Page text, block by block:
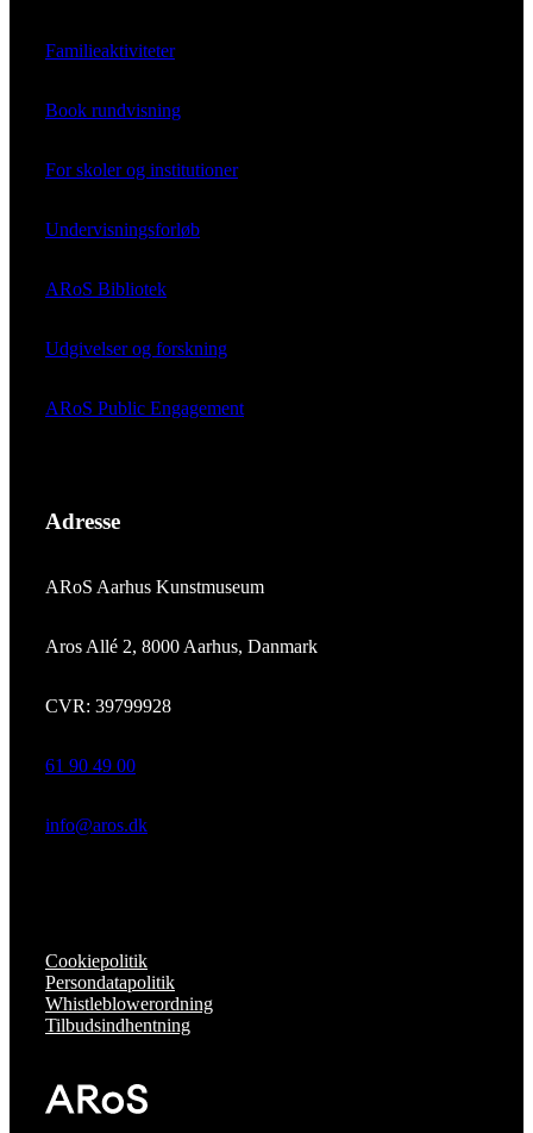
Familieaktiviteter
Book rundvisning
For skoler og institutioner
Undervisningsforløb
ARoS Bibliotek
Udgivelser og forskning
ARoS Public Engagement
Adresse
ARoS Aarhus Kunstmuseum
Aros Allé 2, 8000 Aarhus, Danmark
CVR: 39799928
61 90 49 00
info@aros.dk
Cookiepolitik
Persondatapolitik
Whistleblowerordning
Tilbudsindhentning